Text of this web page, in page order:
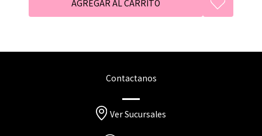
Contactanos
Ver Sucursales